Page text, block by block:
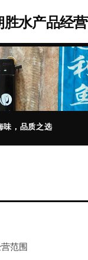
水产品经
味，品质之选
范围